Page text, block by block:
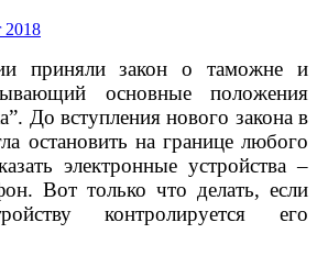
2018
приняли закон о таможне и
основные положения
До вступления нового закона в
остановить на границе любого
электронные устройства –
Вот только что делать, если
контролируется его